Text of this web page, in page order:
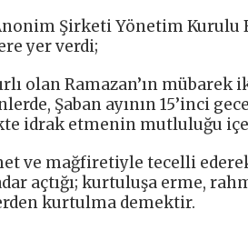
Şirketi Yönetim Kurulu
yer verdi;
olan Ramazan’ın mübarek
Şaban ayının 15’inci
idrak etmenin mutluluğu
ve mağfiretiyle tecelli
açtığı; kurtuluşa erme,
kurtulma demektir.